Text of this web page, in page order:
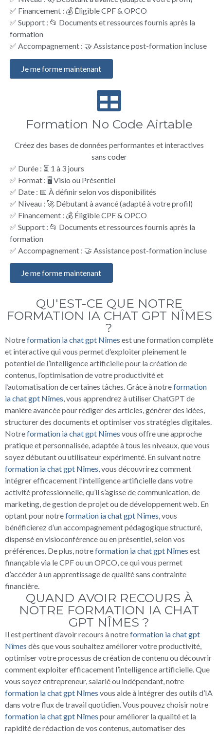
✅ Financement : 💰 Éligible CPF & OPCO
✅ Support : 📂 Documents et ressources fournis après la
formation
✅ Accompagnement : 🤝 Assistance post-formation incluse
Je me forme maintenant
Formation No Code Airtable
Créez des bases de données performantes et interactives
sans coder
✅ Durée : ⏳ 1 à 3 jours
✅ Format : 🖥️ Visio ou Présentiel
✅ Date : 📅 À définir selon vos disponibilités
✅ Niveau : 🚀 Débutant à avancé (adapté à votre profil)
✅ Financement : 💰 Éligible CPF & OPCO
✅ Support : 📂 Documents et ressources fournis après la
formation
✅ Accompagnement : 🤝 Assistance post-formation incluse
Je me forme maintenant
QU'EST-CE QUE NOTRE
FORMATION IA CHAT GPT NÎMES
?
Notreformation ia chat gpt Nîmes est une formation complète
et interactive qui vous permet d’exploiter pleinement le
potentiel de l’intelligence artificielle pour la création de
contenus, l’optimisation de votre productivité et
l’automatisation de certaines tâches. Grâce à notreformation
ia chat gpt Nîmes, vous apprendrez à utiliser ChatGPT de
manière avancée pour rédiger des articles, générer des idées,
structurer des documents et optimiser vos stratégies digitales.
Notreformation ia chat gpt Nîmes vous offre une approche
pratique et personnalisée, adaptée à tous les niveaux, que vous
soyez débutant ou utilisateur expérimenté. En suivant notre
formation ia chat gpt Nîmes, vous découvrirez comment
intégrer efficacement l’intelligence artificielle dans votre
activité professionnelle, qu’il s’agisse de communication, de
marketing, de gestion de projet ou de développement web. En
optant pour notreformation ia chat gpt Nîmes, vous
bénéficierez d’un accompagnement pédagogique structuré,
dispensé en visioconférence ou en présentiel, selon vos
préférences. De plus, notreformation ia chat gpt Nîmes est
finançable via le CPF ou un OPCO, ce qui vous permet
d’accéder à un apprentissage de qualité sans contrainte
financière.
QUAND AVOIR RECOURS À
NOTRE FORMATION IA CHAT
GPT NÎMES ?
Il est pertinent d’avoir recours à notreformation ia chat gpt
Nîmes dès que vous souhaitez améliorer votre productivité,
optimiser votre processus de création de contenu ou découvrir
comment exploiter efficacement l’intelligence artificielle. Que
vous soyez entrepreneur, salarié ou indépendant, notre
formation ia chat gpt Nîmes vous aide à intégrer des outils d’IA
dans votre flux de travail quotidien. Vous pouvez choisir notre
formation ia chat gpt Nîmes pour améliorer la qualité et la
rapidité de rédaction de vos contenus, automatiser des